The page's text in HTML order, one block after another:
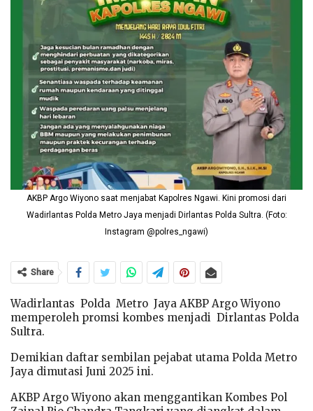
AKBP Argo Wiyono saat menjabat Kapolres Ngawi. Kini promosi dari
Wadirlantas Polda Metro Jaya menjadi Dirlantas Polda Sultra. (Foto:
Instagram @polres_ngawi)
Share
Wadirlantas Polda Metro Jaya AKBP Argo Wiyono
memperoleh promsi kombes menjadi Dirlantas Polda
Sultra.
Demikian daftar sembilan pejabat utama Polda Metro
Jaya dimutasi Juni 2025 ini.
AKBP Argo Wiyono akan menggantikan Kombes Pol